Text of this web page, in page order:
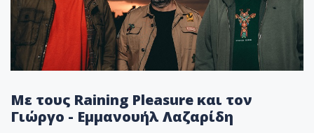
Με τους Raining Pleasure και τον
Γιώργο - Εμμανουήλ Λαζαρίδη